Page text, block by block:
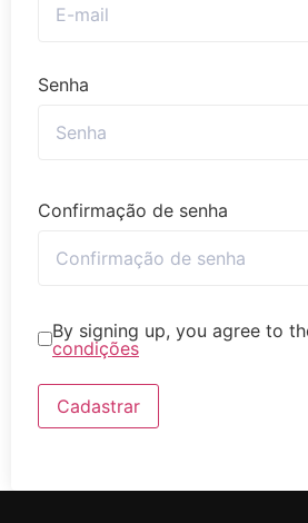
Senha
Confirmação de senha
By signing up, you agree to
condições
Cadastrar